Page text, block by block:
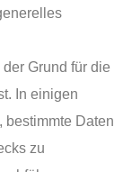
Grund für die
In einigen
bestimmte Daten
zu